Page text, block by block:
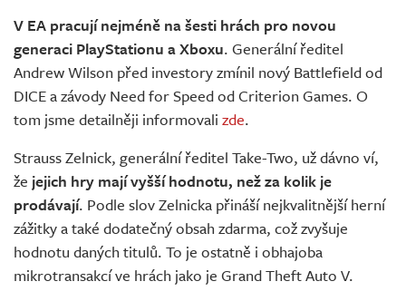
V EA pracují nejméně na šesti hrách pro novou
generaci PlayStationu a Xboxu. Generální ředitel
Andrew Wilson před investory zmínil nový Battlefield od
DICE a závody Need for Speed od Criterion Games. O
tom jsme detailněji informovali zde.
Strauss Zelnick, generální ředitel Take-Two, už dávno ví,
že jejich hry mají vyšší hodnotu, než za kolik je
prodávají. Podle slov Zelnicka přináší nejkvalitnější herní
zážitky a také dodatečný obsah zdarma, což zvyšuje
hodnotu daných titulů. To je ostatně i obhajoba
mikrotransakcí ve hrách jako je Grand Theft Auto V.